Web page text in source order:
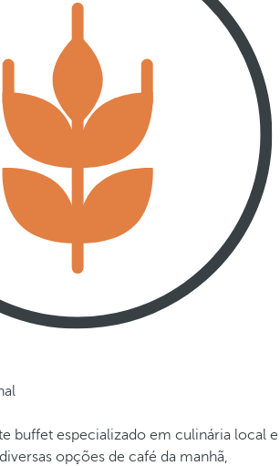
buffet especializado em culinária local e
opções de café da manhã,